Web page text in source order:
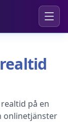
på en
onlinetjänster